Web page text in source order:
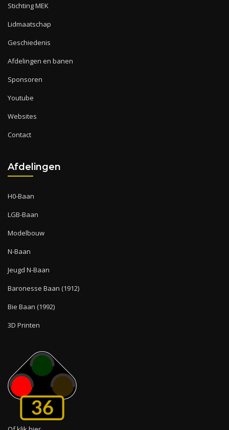
Stichting MEK
Lidmaatschap
Geschiedenis
Afdelingen en banen
Sponsoren
Youtube
Websites
Contact
Afdelingen
H0-Baan
LGB-Baan
Modelbouw
N-Baan
Jeugd N-Baan
Baronesse Baan (1912)
Bie Baan (1992)
3D Printen
36